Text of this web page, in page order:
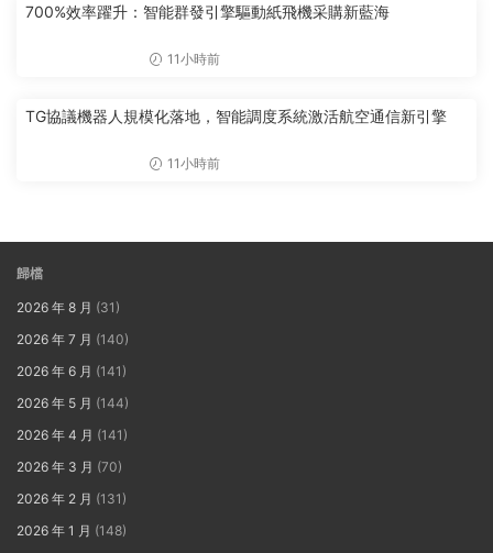
700%效率躍升：智能群發引擎驅動紙飛機采購新藍海
11小時前
TG協議機器人規模化落地，智能調度系統激活航空通信新引擎
11小時前
歸檔
2026 年 8 月 (31)
2026 年 7 月 (140)
2026 年 6 月 (141)
2026 年 5 月 (144)
2026 年 4 月 (141)
2026 年 3 月 (70)
2026 年 2 月 (131)
2026 年 1 月 (148)